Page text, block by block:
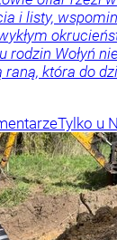
i listy,
rodzin Wołyń
która do
Tylko u